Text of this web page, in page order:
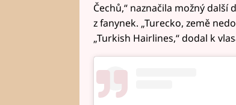
Čechů,“ naznačila možný
z fanynek. „Turecko, země
„Turkish Hairlines,“ dodal k